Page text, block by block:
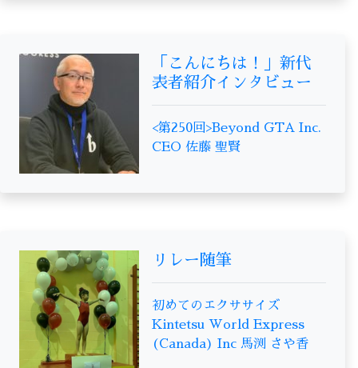
「こんにちは！」新代
表者紹介インタビュー
<第250回>Beyond GTA Inc.
CEO 佐藤 聖賢
リレー随筆
初めてのエクササイズ
Kintetsu World Express
(Canada) Inc 馬渕 さや香